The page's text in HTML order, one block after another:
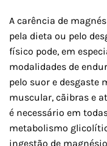
A carência de
pela dieta ou pelo
físico pode, em
modalidades de
pelo suor e desgaste
muscular, cãibras e
é necessário em
metabolismo
ingestão de